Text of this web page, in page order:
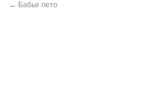
← Бабье лето